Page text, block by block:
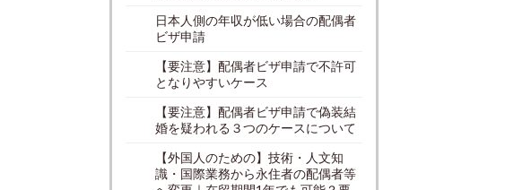
日本人側の年収が低い場合の配偶者
ビザ申請
【要注意】配偶者ビザ申請で不許可
となりやすいケース
【要注意】配偶者ビザ申請で偽装結
婚を疑われる３つのケースについて
【外国人のための】技術・人文知
識・国際業務から永住者の配偶者等